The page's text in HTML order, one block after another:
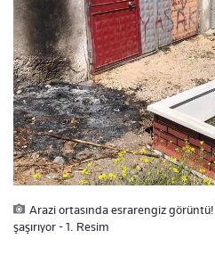
Arazi ortasında esrarengiz görüntü!
şaşırıyor - 1. Resim